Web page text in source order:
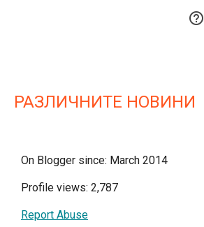

РАЗЛИЧНИТЕ НОВИНИ
On Blogger since: March 2014
Profile views: 2,787
Report Abuse